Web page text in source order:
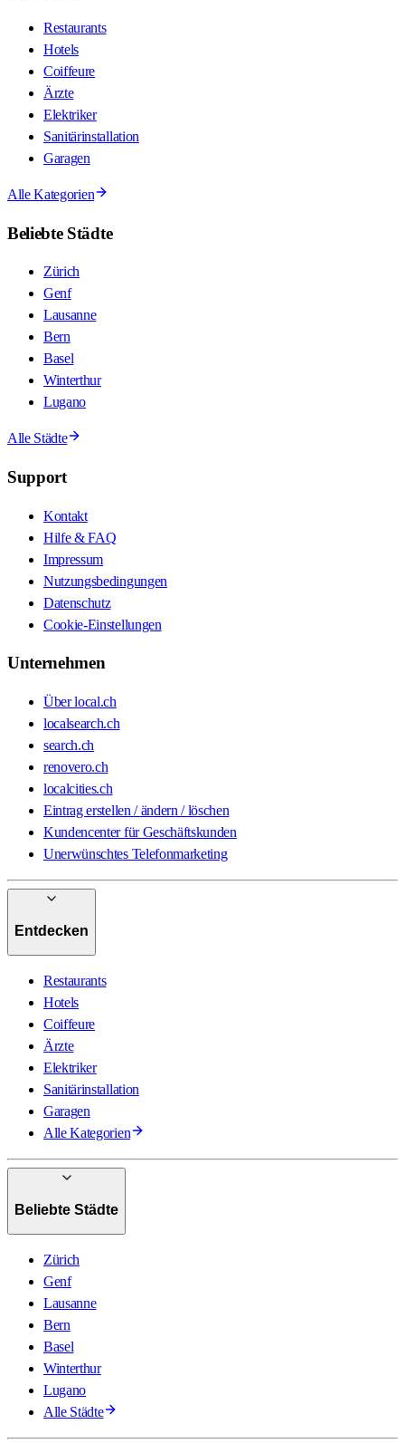
Restaurants
Hotels
Coiffeure
Ärzte
Elektriker
Sanitärinstallation
Garagen
Alle Kategorien
Beliebte Städte
Zürich
Genf
Lausanne
Bern
Basel
Winterthur
Lugano
Alle Städte
Support
Kontakt
Hilfe & FAQ
Impressum
Nutzungsbedingungen
Datenschutz
Cookie-Einstellungen
Unternehmen
Über local.ch
localsearch.ch
search.ch
renovero.ch
localcities.ch
Eintrag erstellen / ändern / löschen
Kundencenter für Geschäftskunden
Unerwünschtes Telefonmarketing
Entdecken
Restaurants
Hotels
Coiffeure
Ärzte
Elektriker
Sanitärinstallation
Garagen
Alle Kategorien
Beliebte Städte
Zürich
Genf
Lausanne
Bern
Basel
Winterthur
Lugano
Alle Städte